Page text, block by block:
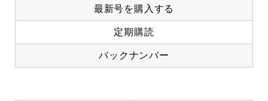
最新号を購入する
定期購読
バックナンバー